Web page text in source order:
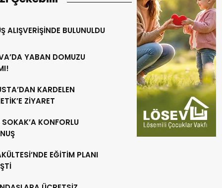
ALIŞVERİŞİNDE BULUNULDU
YABAN DOMUZU
KARDELEN
ZİYARET
SOKAK’A KONFORLU
EĞİTİM PLANI